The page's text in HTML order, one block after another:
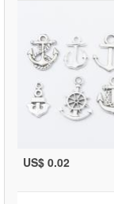
US$ 0.02